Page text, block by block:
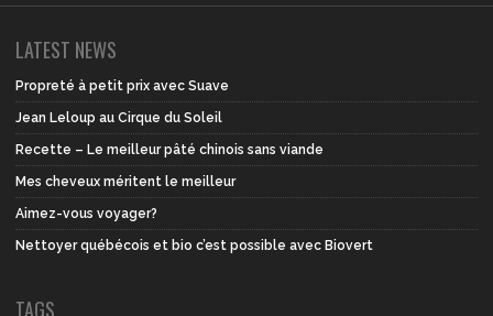
LATEST NEWS
Propreté à petit prix avec Suave
Jean Leloup au Cirque du Soleil
Recette – Le meilleur pâté chinois sans viande
Mes cheveux méritent le meilleur
Aimez-vous voyager?
Nettoyer québécois et bio c’est possible avec Biovert
TAGS